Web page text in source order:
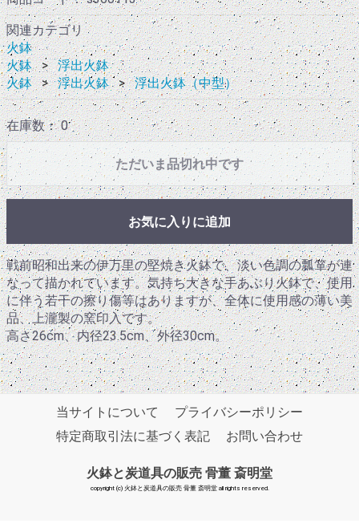
関連カテゴリ
火鉢
火鉢
浮出火鉢
火鉢
浮出火鉢 浮出火鉢（中型）
在庫数： 0
ただいま品切れ中です
お気に入りに追加
戦前昭和出来の伊万里の堅焼き火鉢で、淡い色調の瓢箪が連
なって描かれています。気持ち大きな手あぶり火鉢で、使用
に伴う若干の擦り傷等はありますが、全体に使用感の薄い美
品、上瀧製の窯印入です。
高さ26cm、内径23.5cm、外径30cm。
当サイトについて
プライバシーポリシー
特定商取引法に基づく表記
お問い合わせ
火鉢と炭道具の販売 骨董 斎明堂
copyright (c) 火鉢と炭道具の販売 骨董 斎明堂 all rights reserved.